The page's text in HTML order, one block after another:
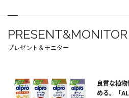
PRESENT&MONITOR
プレゼント＆モニター
良質な植
める。「